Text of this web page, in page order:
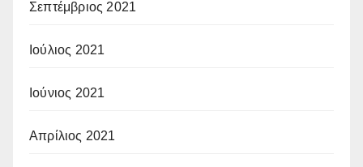
Σεπτέμβριος 2021
Ιούλιος 2021
Ιούνιος 2021
Απρίλιος 2021